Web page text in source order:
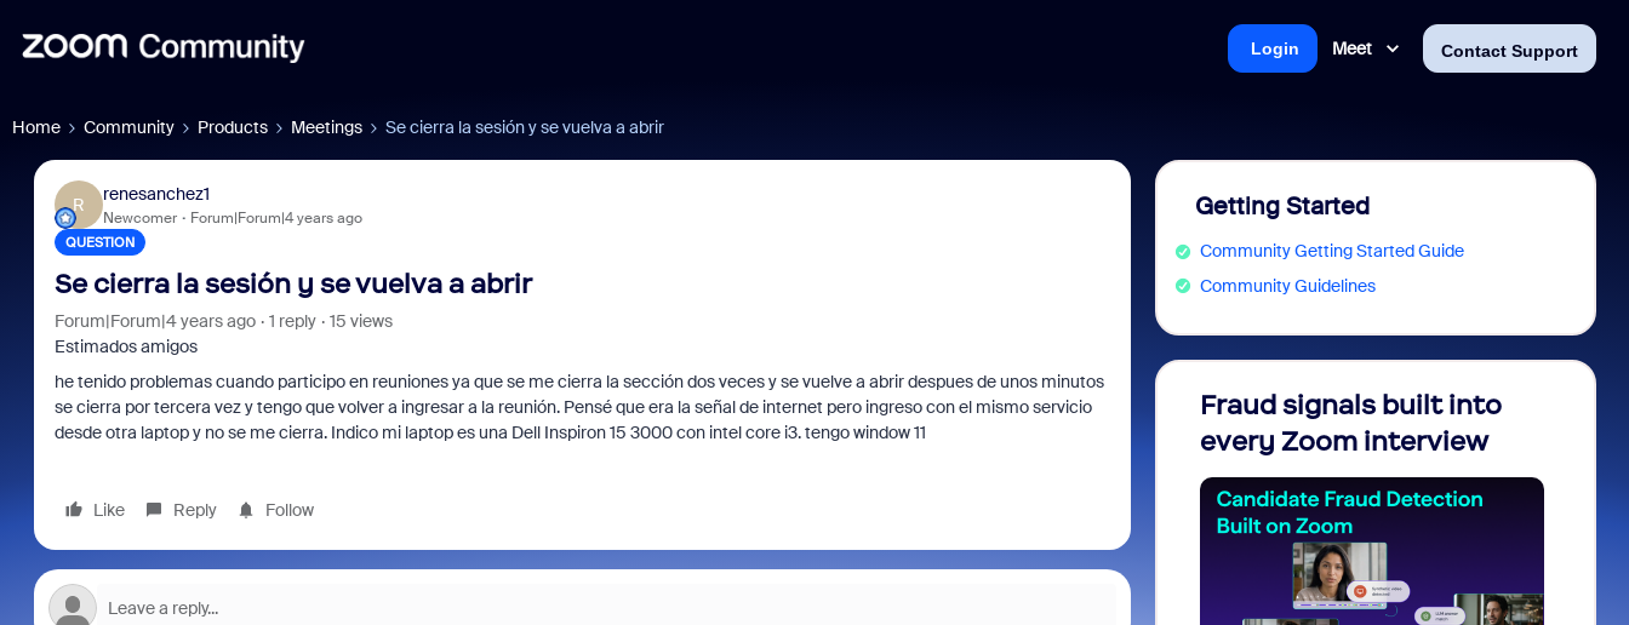
Meet Contact Support
Login
Home Community Products Meetings Se cierra la sesión y se vuelva a abrir
R
renesanchez1
Newcomer Forum|Forum|4 years ago
QUESTION
Se cierra la sesión y se vuelva a abrir
Forum|Forum|4 years ago 1 reply
15 views
Estimados amigos
he tenido problemas cuando participo en reuniones ya que se me cierra la sección dos veces y se vuelve a abrir despues de unos minutos
se cierra por tercera vez y tengo que volver a ingresar a la reunión. Pensé que era la señal de internet pero ingreso con el mismo servicio
desde otra laptop y no se me cierra. Indico mi laptop es una Dell Inspiron 15 3000 con intel core i3. tengo window 11
Like Reply Follow
Getting Started
Community Getting Started Guide
Community Guidelines
Fraud signals built into
every Zoom interview